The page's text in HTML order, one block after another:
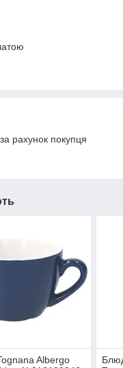
рахунок покупця
Albergo